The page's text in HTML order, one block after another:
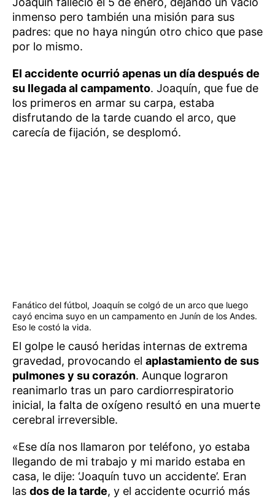
inmenso pero también una misión para sus
padres: que no haya ningún otro chico que pase
por lo mismo.
El accidente ocurrió apenas un día después de
su llegada al campamento. Joaquín, que fue de
los primeros en armar su carpa, estaba
disfrutando de la tarde cuando el arco, que
carecía de fijación, se desplomó.
Fanático del fútbol, Joaquín se colgó de un arco que luego
cayó encima suyo en un campamento en Junín de los Andes.
Eso le costó la vida.
El golpe le causó heridas internas de extrema
gravedad, provocando el aplastamiento de sus
pulmones y su corazón. Aunque lograron
reanimarlo tras un paro cardiorrespiratorio
inicial, la falta de oxígeno resultó en una muerte
cerebral irreversible.
«Ese día nos llamaron por teléfono, yo estaba
llegando de mi trabajo y mi marido estaba en
casa, le dije: ‘Joaquín tuvo un accidente’. Eran
las dos de la tarde, y el accidente ocurrió más